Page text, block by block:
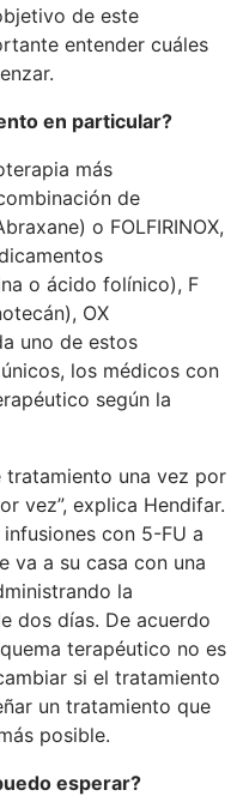
de este
entender cuáles
en particular?
más
de
o FOLFIRINOX,
o ácido folínico), F
OX
uno de estos
los médicos con
según la
tratamiento una vez por
vez”, explica Hendifar.
infusiones con 5-FU a
va a su casa con una
la
dos días. De acuerdo
terapéutico no es
si el tratamiento
un tratamiento que
posible.
esperar?